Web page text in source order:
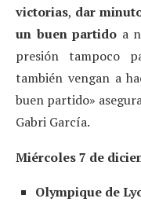
victorias, dar
un buen partido a
presión tampoco
también vengan a
buen partido»
Gabri García.
Miércoles 7 de
Olympique de